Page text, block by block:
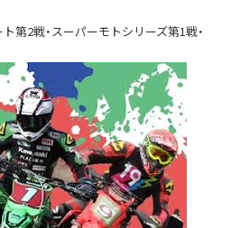
第2戦・スーパーモトシリーズ第1戦・